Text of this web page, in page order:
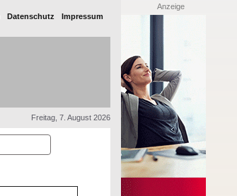
Datenschutz Impressum
Freitag, 7. August 2026
Anzeige